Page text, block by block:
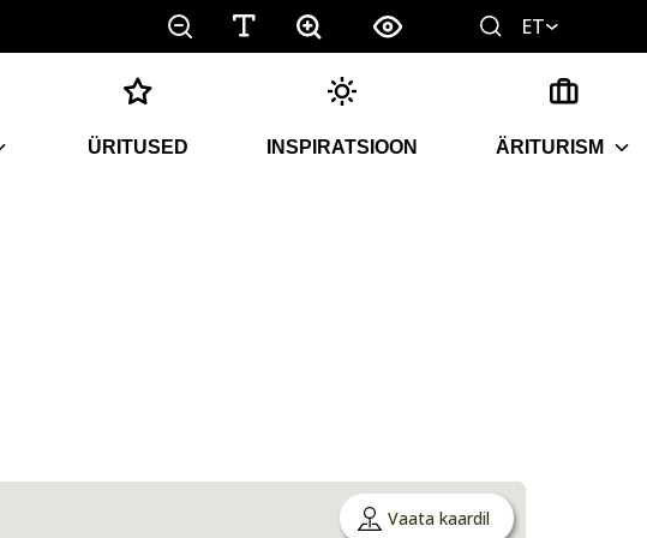
ET
ÜRITUSED INSPIRATSIOON ÄRITURISM
Vaata kaardil